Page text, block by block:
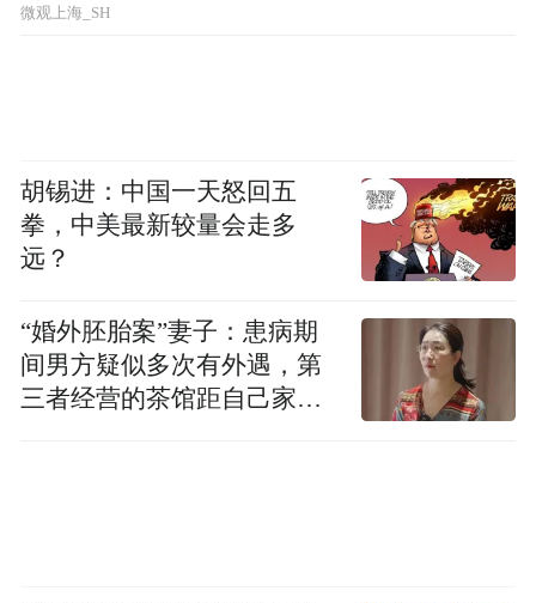
微观上海_SH
胡锡进：中国一天怒回五
拳，中美最新较量会走多
远？
“婚外胚胎案”妻子：患病期
间男方疑似多次有外遇，第
三者经营的茶馆距自己家步